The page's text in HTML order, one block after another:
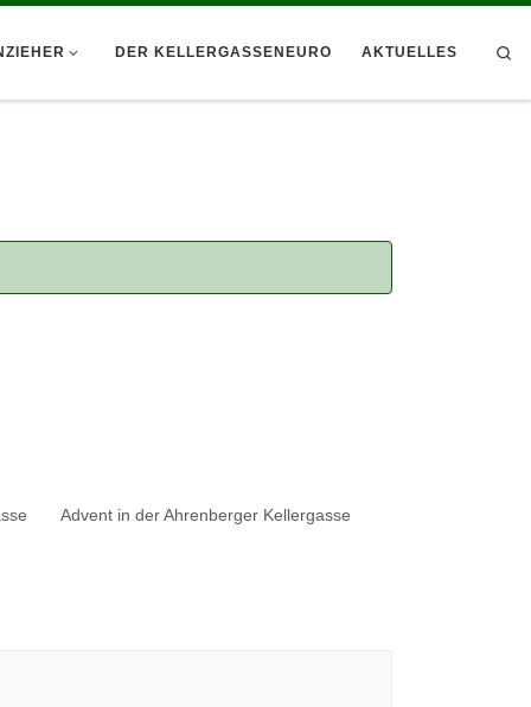
DER KELLERGASSENEURO AKTUELLES
Advent in der Ahrenberger Kellergasse